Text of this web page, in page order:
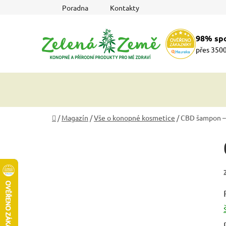
Poradna Kontakty
98%
přes
Domů
/ Magazín /Vše o konopné kosmetice /CBD šampon